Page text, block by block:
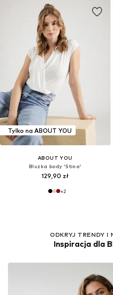
Tylko na ABOUT YOU
ABOUT YOU
Bluzka body 'Stina'
129,90 zł
+2
ODKRYJ TRENDY I
Inspiracja dla